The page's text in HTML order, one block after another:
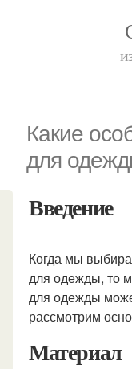
Какие
для
Введение
Когда мы
для одежды, то
для одежды
рассмотрим
Материал